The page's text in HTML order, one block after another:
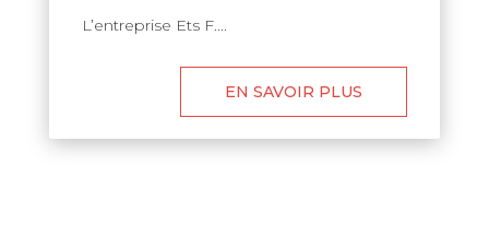
L’entreprise Ets F....
EN SAVOIR PLUS